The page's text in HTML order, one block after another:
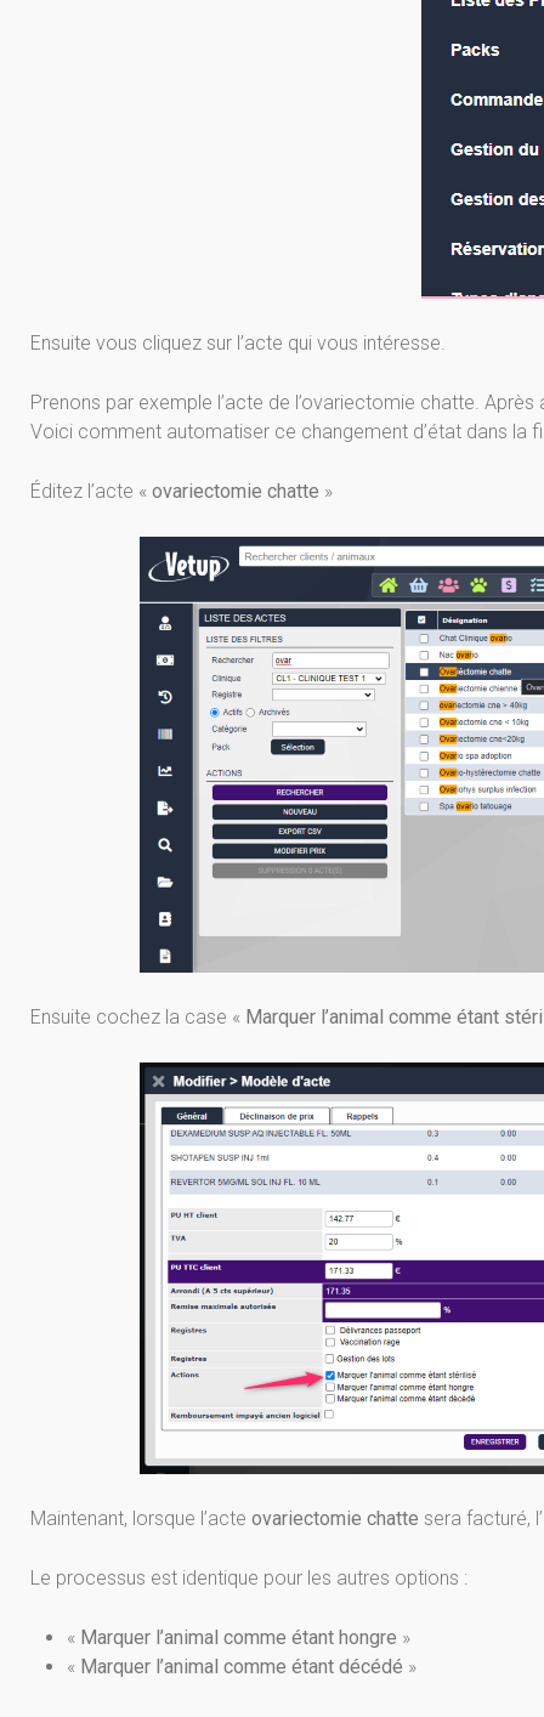
Ensuite vous cliquez sur l’acte qui vous intéresse.
Prenons par exemple l’acte de l’ovariectomie chatte.
Voici comment automatiser ce changement d’état dans la
Éditez l’acte « ovariectomie chatte »
Ensuite cochez la case « Marquer l’animal comme étant
Maintenant, lorsque l’acte ovariectomie chatte sera facturé,
Le processus est identique pour les autres options :
« Marquer l’animal comme étant hongre »
« Marquer l’animal comme étant décédé »